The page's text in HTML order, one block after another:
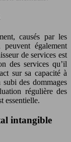
également
de services est
des services qu’il
sur sa capacité à
des dommages
régulière des
essentielle.
intangible